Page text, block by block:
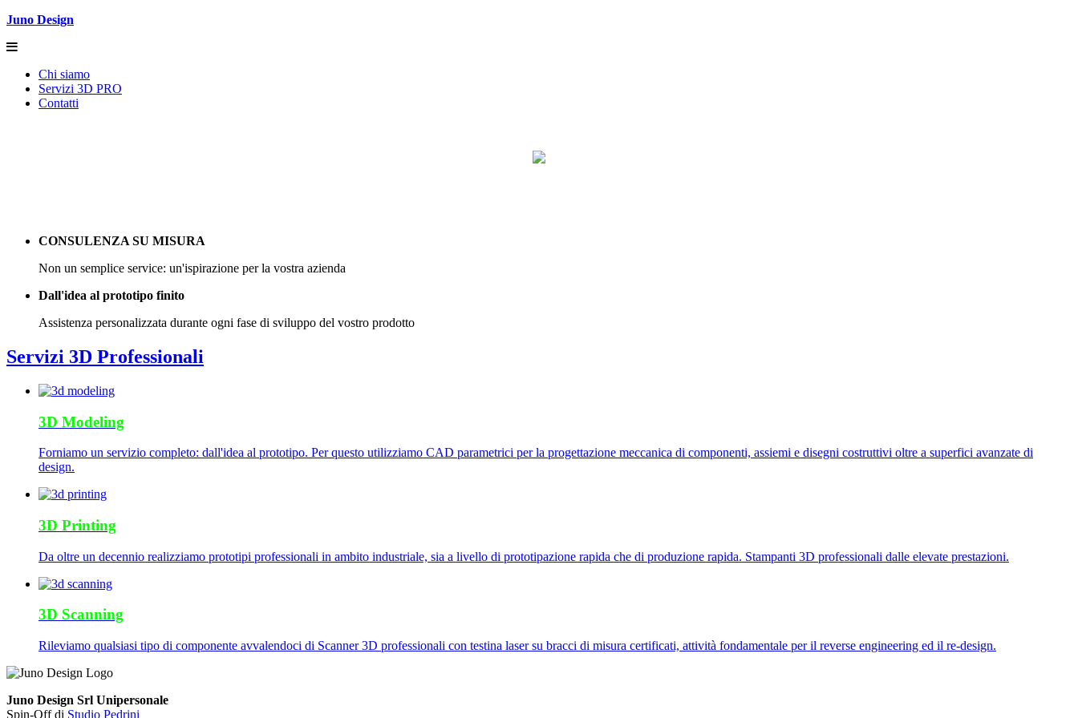
Juno Design
Chi siamo
Servizi 3D PRO
Contatti
CONSULENZA SU MISURA
Non un semplice service: un'ispirazione per la vostra azienda
Dall'idea al prototipo finito
Assistenza personalizzata durante ogni fase di sviluppo del vostro prodotto
Servizi 3D Professionali
3D Modeling
Forniamo un servizio completo: dall'idea al prototipo. Per questo utilizziamo CAD parametrici per la progettazione meccanica di componenti, assiemi e disegni costruttivi oltre a superfici avanzate di
design.
3D Printing
Da oltre un decennio realizziamo prototipi professionali in ambito industriale, sia a livello di prototipazione rapida che di produzione rapida. Stampanti 3D professionali dalle elevate prestazioni.
3D Scanning
Rileviamo qualsiasi tipo di componente avvalendoci di Scanner 3D professionali con testina laser su bracci di misura certificati, attività fondamentale per il reverse engineering ed il re-design.
Juno Design Srl Unipersonale
Spin-Off di Studio Pedrini